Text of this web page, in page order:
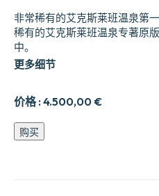
价格 :4.500,00 €
非常稀有的艾克斯莱班温泉第
稀有的艾克斯莱班温泉专著原
中。
更多细节
Les
Merveilles
购买